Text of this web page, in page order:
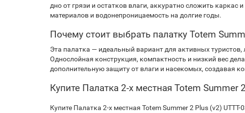
дно от грязи и остатков влаги, аккуратно сложить
материалов и водонепроницаемость на долгие годы.
Почему стоит выбрать палатку Totem
Эта палатка — идеальный вариант для активных
Однослойная конструкция, компактность и низкий вес
дополнительную защиту от влаги и насекомых, создавая
Купите Палатка 2-х местная Totem
Купите Палатка 2-х местная Totem Summer 2 Plus (v2) UTTT-